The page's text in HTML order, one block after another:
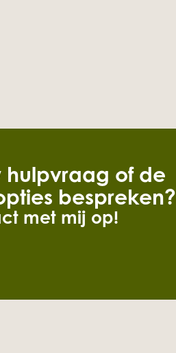
hulpvraag of de
bespreken?
met mij op!